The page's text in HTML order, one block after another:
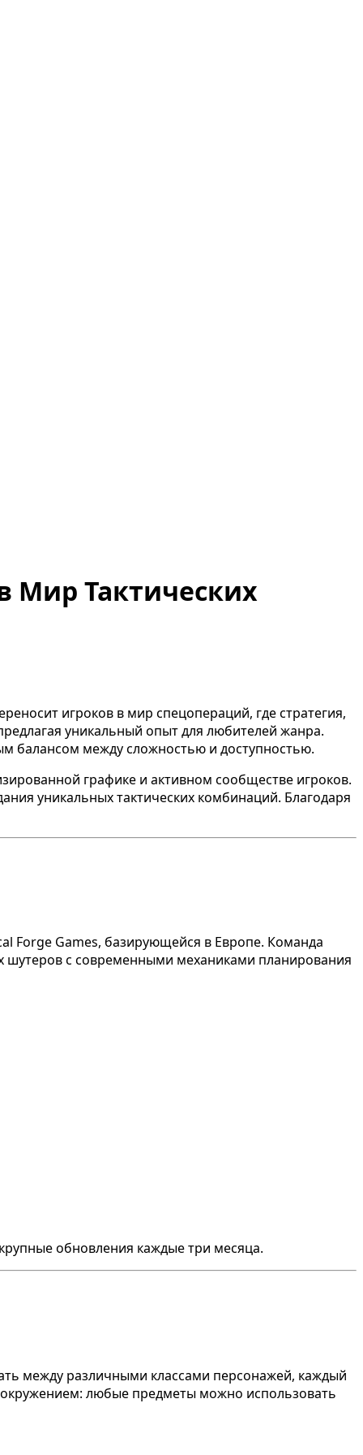
Мир Тактических
игроков в мир спецопераций, где стратегия,
уникальный опыт для любителей жанра.
балансом между сложностью и доступностью.
графике и активном сообществе игроков.
уникальных тактических комбинаций. Благодаря
Forge Games, базирующейся в Европе. Команда
шутеров с современными механиками планирования
обновления каждые три месяца.
между различными классами персонажей, каждый
любые предметы можно использовать